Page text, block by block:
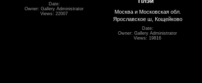
Date:
Owner: Gallery Administrator
Views: 22007
Москва и Московская обл.
Ярославское ш, Кощейково
Date:
Owner: Gallery Administrator
Views: 19816